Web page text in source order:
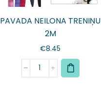
PAVADA NEILONA TRENIŅU
2M
€8.45